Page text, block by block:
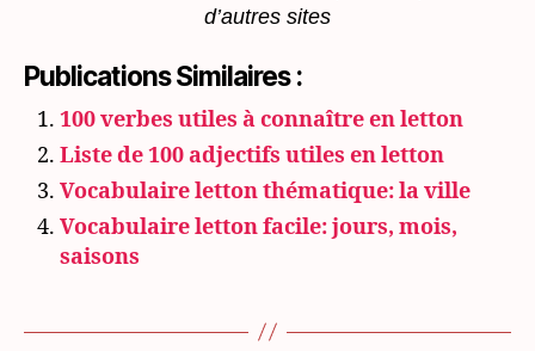
d’autres sites
Publications Similaires :
100 verbes utiles à connaître en letton
Liste de 100 adjectifs utiles en letton
Vocabulaire letton thématique: la ville
Vocabulaire letton facile: jours, mois,
saisons